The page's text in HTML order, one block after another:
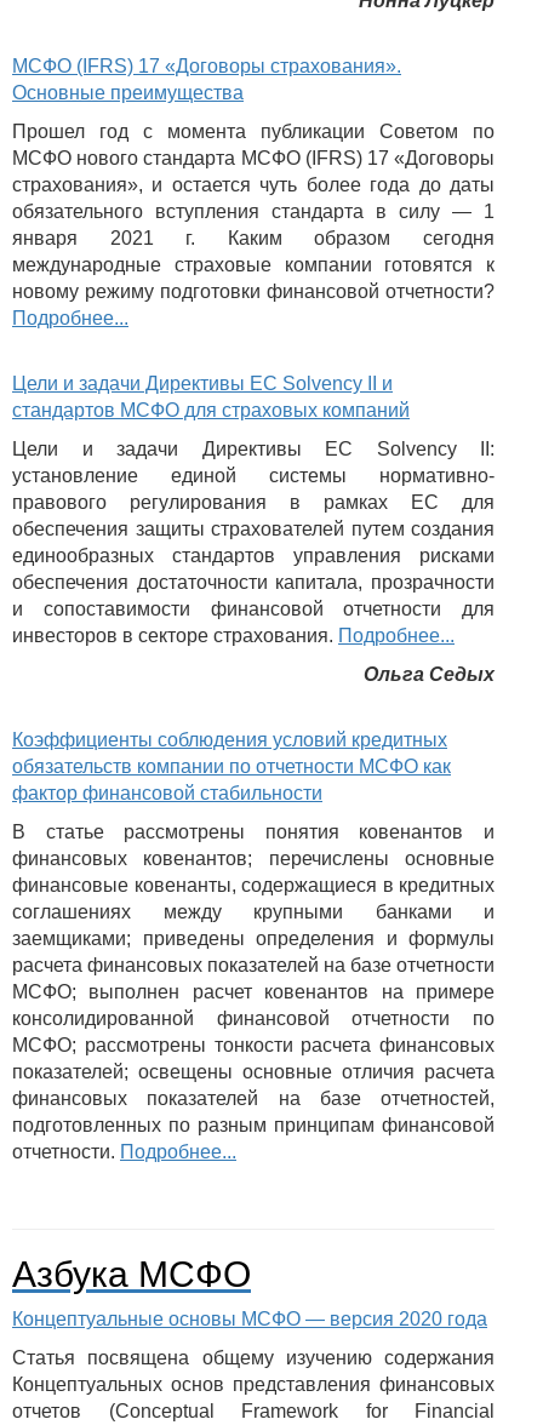
МСФО (IFRS) 17 «Договоры страхования».
Основные преимущества
Прошел год с момента публикации Советом по
МСФО нового стандарта МСФО (IFRS) 17 «Договоры
страхования», и остается чуть более года до даты
обязательного вступления стандарта в силу — 1
января 2021 г. Каким образом сегодня
международные страховые компании готовятся к
новому режиму подготовки финансовой отчетности?
Подробнее...
Цели и задачи Директивы ЕС Solvency II и
стандартов МСФО для страховых компаний
Цели и задачи Директивы ЕС Solvency II:
установление единой системы нормативно-
правового регулирования в рамках ЕС для
обеспечения защиты страхователей путем создания
единообразных стандартов управления рисками
обеспечения достаточности капитала, прозрачности
и сопоставимости финансовой отчетности для
инвесторов в секторе страхования. Подробнее...
Ольга Седых
Коэффициенты соблюдения условий кредитных
обязательств компании по отчетности МСФО как
фактор финансовой стабильности
В статье рассмотрены понятия ковенантов и
финансовых ковенантов; перечислены основные
финансовые ковенанты, содержащиеся в кредитных
соглашениях между крупными банками и
заемщиками; приведены определения и формулы
расчета финансовых показателей на базе отчетности
МСФО; выполнен расчет ковенантов на примере
консолидированной финансовой отчетности по
МСФО; рассмотрены тонкости расчета финансовых
показателей; освещены основные отличия расчета
финансовых показателей на базе отчетностей,
подготовленных по разным принципам финансовой
отчетности. Подробнее...
Азбука МСФО
Концептуальные основы МСФО — версия 2020 года
Статья посвящена общему изучению содержания
Концептуальных основ представления финансовых
отчетов (Conceptual Framework for Financial